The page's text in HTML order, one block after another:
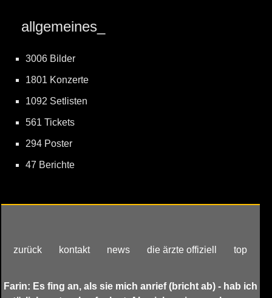
allgemeines_
3006 Bilder
1801 Konzerte
1092 Setlisten
561 Tickets
294 Poster
47 Berichte
zurück kontakt news die ärzte offiziell top
Farin: Es fing an, als sie mich anrief (bricht ab) - hab ich